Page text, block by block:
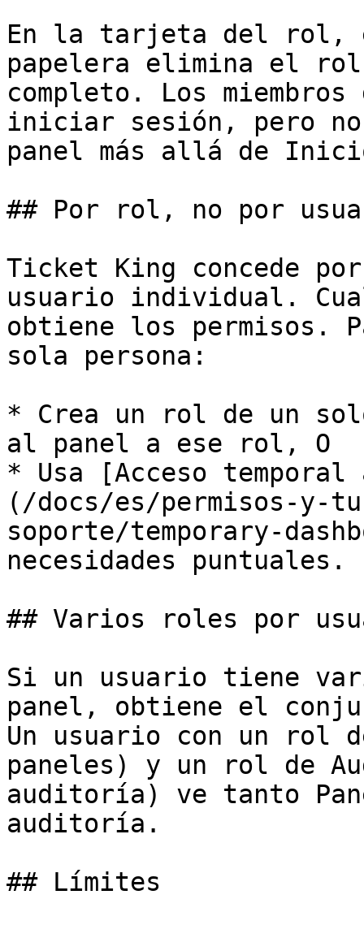
En la tarjeta del rol,
papelera elimina el
completo. Los
iniciar sesión, pero no
panel más allá de
## Por rol, no por
Ticket King concede
usuario individual.
obtiene los permisos.
sola persona:
* Crea un rol de un
al panel a ese rol, O
* Usa [Acceso
(/docs/es/permisos-y-
soporte/temporary-
necesidades puntuales.
## Varios roles por
Si un usuario tiene
panel, obtiene el
Un usuario con un rol
paneles) y un rol de
auditoría) ve tanto
auditoría.
## Límites